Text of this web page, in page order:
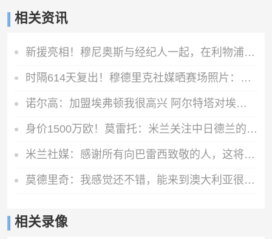
相关资讯
新援亮相！穆尼奥斯与经纪人一起，在利物浦训练中心拍下合影
时隔614天复出！穆德里克社媒晒赛场照片：好久不见
诺尔高：加盟埃弗顿我很高兴 阿尔特塔对埃弗顿、莫耶斯充满赞美
身价1500万欧！莫雷托：米兰关注中日德兰的智利前锋奥索里奥
米兰社媒：感谢所有向巴雷西致敬的人，这将永远铭刻在我们心中
莫德里奇：我感觉还不错，能来到澳大利亚很棒，希望球队继续提高
相关录像